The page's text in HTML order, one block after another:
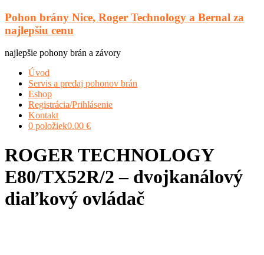
Prejsť
obsah
Pohon brány Nice, Roger Technology a Bernal za
najlepšiu cenu
najlepšie pohony brán a závory
Menu
Úvod
Servis a predaj pohonov brán
Eshop
Registrácia/Prihlásenie
Kontakt
0 položiek0.00 €
ROGER TECHNOLOGY
E80/TX52R/2 – dvojkanálový
diaľkový ovládač